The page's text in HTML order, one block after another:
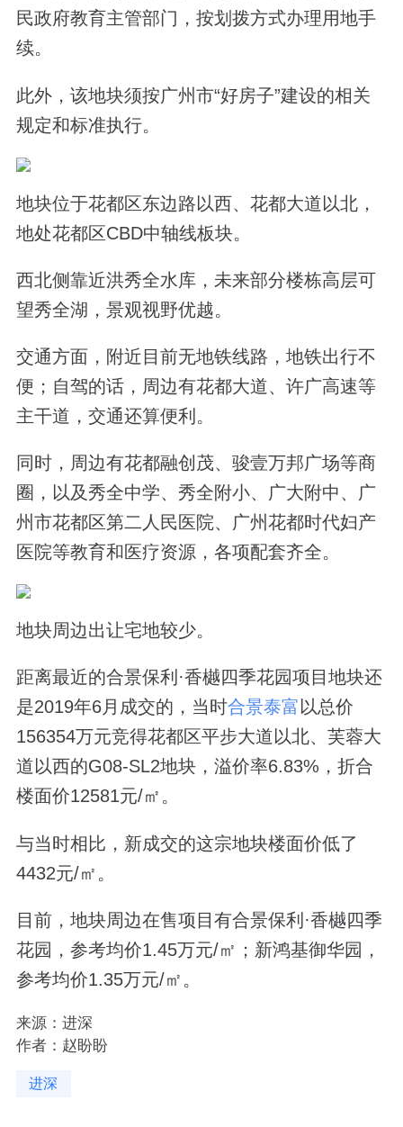
民政府教育主管部门，按划拨方式办理用地手
续。
此外，该地块须按广州市“好房子”建设的相关
规定和标准执行。
地块位于花都区东边路以西、花都大道以北，
地处花都区CBD中轴线板块。
西北侧靠近洪秀全水库，未来部分楼栋高层可
望秀全湖，景观视野优越。
交通方面，附近目前无地铁线路，地铁出行不
便；自驾的话，周边有花都大道、许广高速等
主干道，交通还算便利。
同时，周边有花都融创茂、骏壹万邦广场等商
圈，以及秀全中学、秀全附小、广大附中、广
州市花都区第二人民医院、广州花都时代妇产
医院等教育和医疗资源，各项配套齐全。
地块周边出让宅地较少。
距离最近的合景保利·香樾四季花园项目地块还
是2019年6月成交的，当时合景泰富以总价
156354万元竞得花都区平步大道以北、芙蓉大
道以西的G08-SL2地块，溢价率6.83%，折合
楼面价12581元/㎡。
与当时相比，新成交的这宗地块楼面价低了
4432元/㎡。
目前，地块周边在售项目有合景保利·香樾四季
花园，参考均价1.45万元/㎡；新鸿基御华园，
参考均价1.35万元/㎡。
来源：进深
作者：赵盼盼
进深